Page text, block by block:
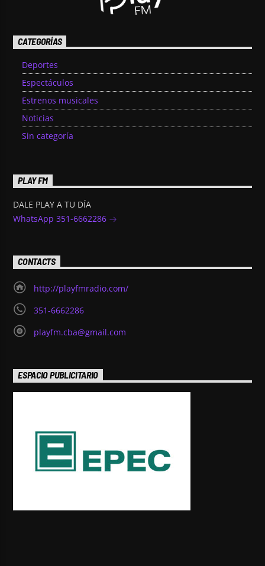
CATEGORÍAS
Deportes
Espectáculos
Estrenos musicales
Noticias
Sin categoría
PLAY FM
DALE PLAY A TU DÍA
WhatsApp 351-6662286
CONTACTS
http://playfmradio.com/
351-6662286
playfm.cba@gmail.com
ESPACIO PUBLICITARIO